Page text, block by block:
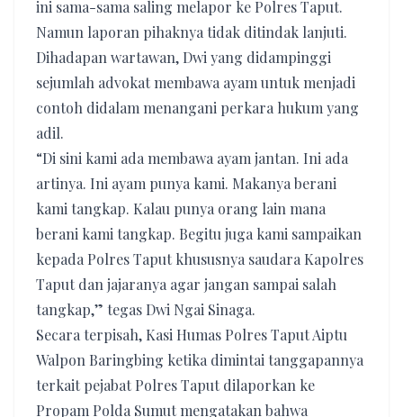
ini sama-sama saling melapor ke Polres Taput.
Namun laporan pihaknya tidak ditindak lanjuti.
Dihadapan wartawan, Dwi yang didampinggi
sejumlah advokat membawa ayam untuk menjadi
contoh didalam menangani perkara hukum yang
adil.
“Di sini kami ada membawa ayam jantan. Ini ada
artinya. Ini ayam punya kami. Makanya berani
kami tangkap. Kalau punya orang lain mana
berani kami tangkap. Begitu juga kami sampaikan
kepada Polres Taput khususnya saudara Kapolres
Taput dan jajaranya agar jangan sampai salah
tangkap,” tegas Dwi Ngai Sinaga.
Secara terpisah, Kasi Humas Polres Taput Aiptu
Walpon Baringbing ketika dimintai tanggapannya
terkait pejabat Polres Taput dilaporkan ke
Propam Polda Sumut mengatakan bahwa